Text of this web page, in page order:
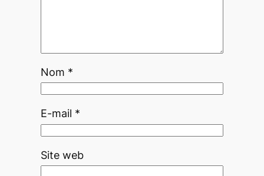
Nom *
E-mail *
Site web